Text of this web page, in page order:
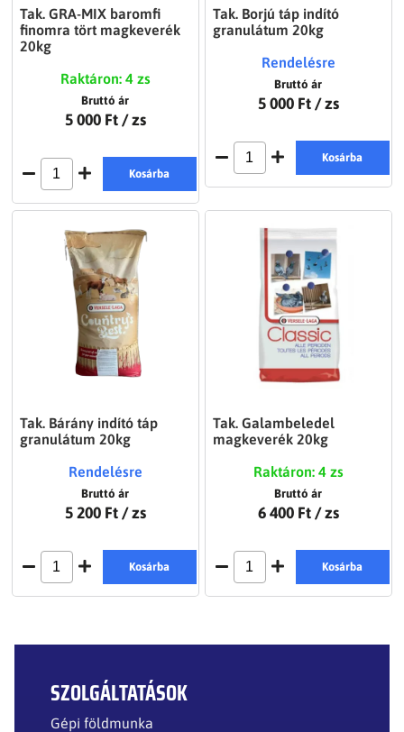
Tak. GRA-MIX baromfi
finomra tört magkeverék
20kg
Raktáron: 4 zs
Bruttó ár
5 000 Ft / zs
Kosárba
Tak. Borjú táp indító
granulátum 20kg
Rendelésre
Bruttó ár
5 000 Ft / zs
Kosárba
Tak. Bárány indító táp
granulátum 20kg
Rendelésre
Bruttó ár
5 200 Ft / zs
Kosárba
Tak. Galambeledel
magkeverék 20kg
Raktáron: 4 zs
Bruttó ár
6 400 Ft / zs
Kosárba
SZOLGÁLTATÁSOK
Gépi földmunka